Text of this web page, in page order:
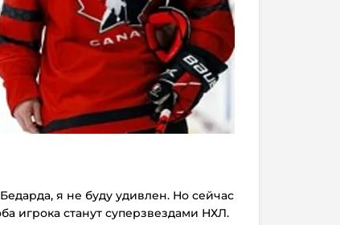
я не буду удивлен. Но сейчас
игрока станут суперзвездами НХЛ.